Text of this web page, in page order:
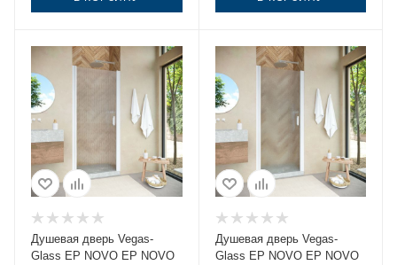
Душевая дверь Vegas-
Glass EP NOVO EP NOVO
Душевая дверь Vegas-
Glass EP NOVO EP NOVO